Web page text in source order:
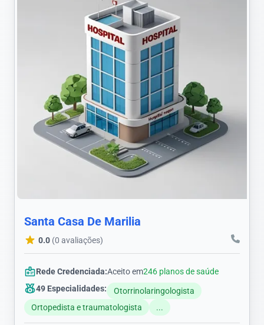
Santa Casa De Marilia
0.0 (0 avaliações)
Rede Credenciada:Aceito em246 planos de saúde
49 Especialidades:
Otorrinolaringologista
Ortopedista e traumatologista
...